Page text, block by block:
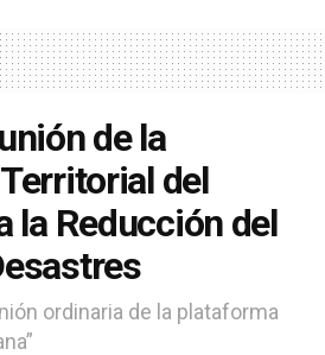
de la
del
la Reducción del
ordinaria de la plataforma